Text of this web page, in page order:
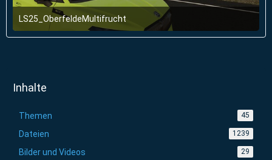
LS25_OberfeldeMultifrucht
2. Januar 2026 um 23:51
Inhalte
Themen 45
Dateien 1239
Bilder und Videos 29